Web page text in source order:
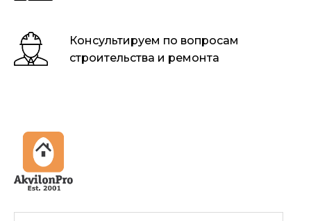
Консультируем по вопросам
строительства и ремонта